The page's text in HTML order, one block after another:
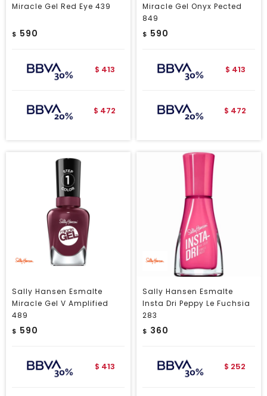
Miracle Gel Red Eye 439
$ 590
$ 413
$ 472
Miracle Gel Onyx Pected
849
$ 590
$ 413
$ 472
Sally Hansen Esmalte
Miracle Gel V Amplified
489
$ 590
$ 413
Sally Hansen Esmalte
Insta Dri Peppy Le Fuchsia
283
$ 360
$ 252